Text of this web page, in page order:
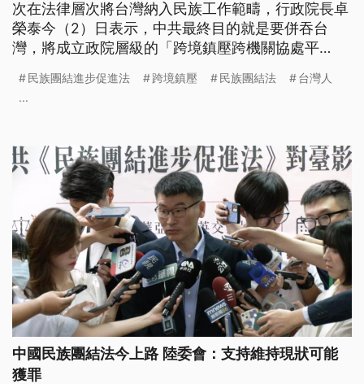
次在法律層次將台灣納入民族工作範疇，行政院長卓
榮泰今（2）日表示，中共最終目的就是要併吞台
灣，將成立政院層級的「跨境鎮壓跨機關協處平
民族團結進步促進法 跨境鎮壓 民族團結法
台灣人
...
中國民族團結法今上路 陸委會：支持維持現狀可能
獲罪